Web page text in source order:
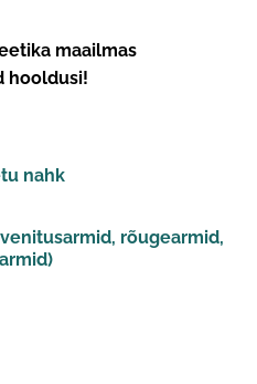
maailmas
hooldusi!
nahk
rõugearmid,